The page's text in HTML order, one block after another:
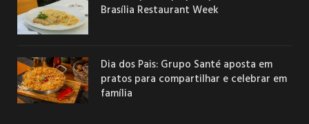
Brasília Restaurant Week
Dia dos Pais: Grupo Santé aposta em
pratos para compartilhar e celebrar em
família